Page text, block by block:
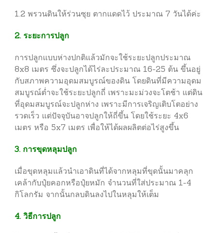
1.2 พรวนดินให้ร่วนซุย ตากแดดไว้ ประมาณ 7 วันได้ค่ะ
2. ระยะการปลูก
การปลูกแบบห่างปกติแล้วมักจะใช้ระยะปลูกประมาณ
8x8 เมตร ซึ่งจะปลูกได้ไร่ละประมาณ 16-25 ต้น ขึ้นอยู่
กับสภาพความอุดมสมบูรณ์ของดิน โดยดินที่มีความอุดม
สมบูรณ์ต่ำจะใช้ระยะปลูกถี่ เพราะมะม่วงจะโตช้า แต่ดิน
ที่อุดมสมบูรณ์จะปลูกห่าง เพราะมีการเจริญเติบโตอย่าง
รวดเร็ว แต่ปัจจุบันอาจปลูกให้ถี่ขึ้น โดยใช้ระยะ 4x6
เมตร หรือ 5x7 เมตร เพื่อให้ได้ผลผลิตต่อไร่สูงขึ้น
3. การขุดหลุมปลูก
เมื่อขุดหลุมแล้วนำเอาดินที่ได้จากหลุมที่ขุดนั้นมาคลุก
เคล้ากับปุ๋ยคอกหรือปุ๋ยหมัก จำนวนที่ใส่ประมาณ 1-4
กิโลกรัม จากนั้นกลบดินลงไปในหลุมให้เต็ม
4. วิธีการปลูก